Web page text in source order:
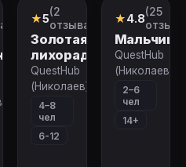
Квест-
анимация
★5(2
отзыва)
Золотая
лихорадка
QuestHub
(Николаев)
4–8
чел
6-12
Квест
★4.8(25
QuestHub
(Николаев)
2–6
чел
14+